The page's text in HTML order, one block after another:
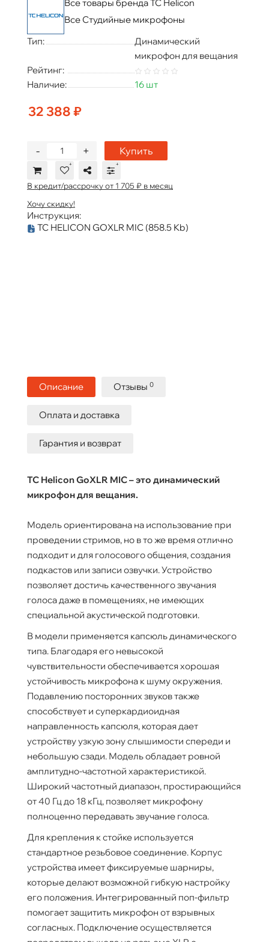
Все товары бренда TC Helicon
Все Студийные микрофоны
Тип:
Динамический
микрофон для вещания
Рейтинг:
Наличие:
16 шт
32 388 ₽
+
- Купить
В кредит/рассрочку от 1 705 ₽ в месяц
Хочу скидку!
Инструкция:
TC HELICON GOXLR MIC (858.5 Kb)
Описание Отзывы 0
Оплата и доставка
Гарантия и возврат
TC Helicon GoXLR MIC – это динамический
микрофон для вещания.
Модель ориентирована на использование при
проведении стримов, но в то же время отлично
подходит и для голосового общения, создания
подкастов или записи озвучки. Устройство
позволяет достичь качественного звучания
голоса даже в помещениях, не имеющих
специальной акустической подготовки.
В модели применяется капсюль динамического
типа. Благодаря его невысокой
чувствительности обеспечивается хорошая
устойчивость микрофона к шуму окружения.
Подавлению посторонних звуков также
способствует и суперкардиоидная
направленность капсюля, которая дает
устройству узкую зону слышимости спереди и
небольшую сзади. Модель обладает ровной
амплитудно-частотной характеристикой.
Широкий частотный диапазон, простирающийся
от 40 Гц до 18 кГц, позволяет микрофону
полноценно передавать звучание голоса.
Для крепления к стойке используется
стандартное резьбовое соединение. Корпус
устройства имеет фиксируемые шарниры,
которые делают возможной гибкую настройку
его положения. Интегрированный поп-фильтр
помогает защитить микрофон от взрывных
согласных. Подключение осуществляется